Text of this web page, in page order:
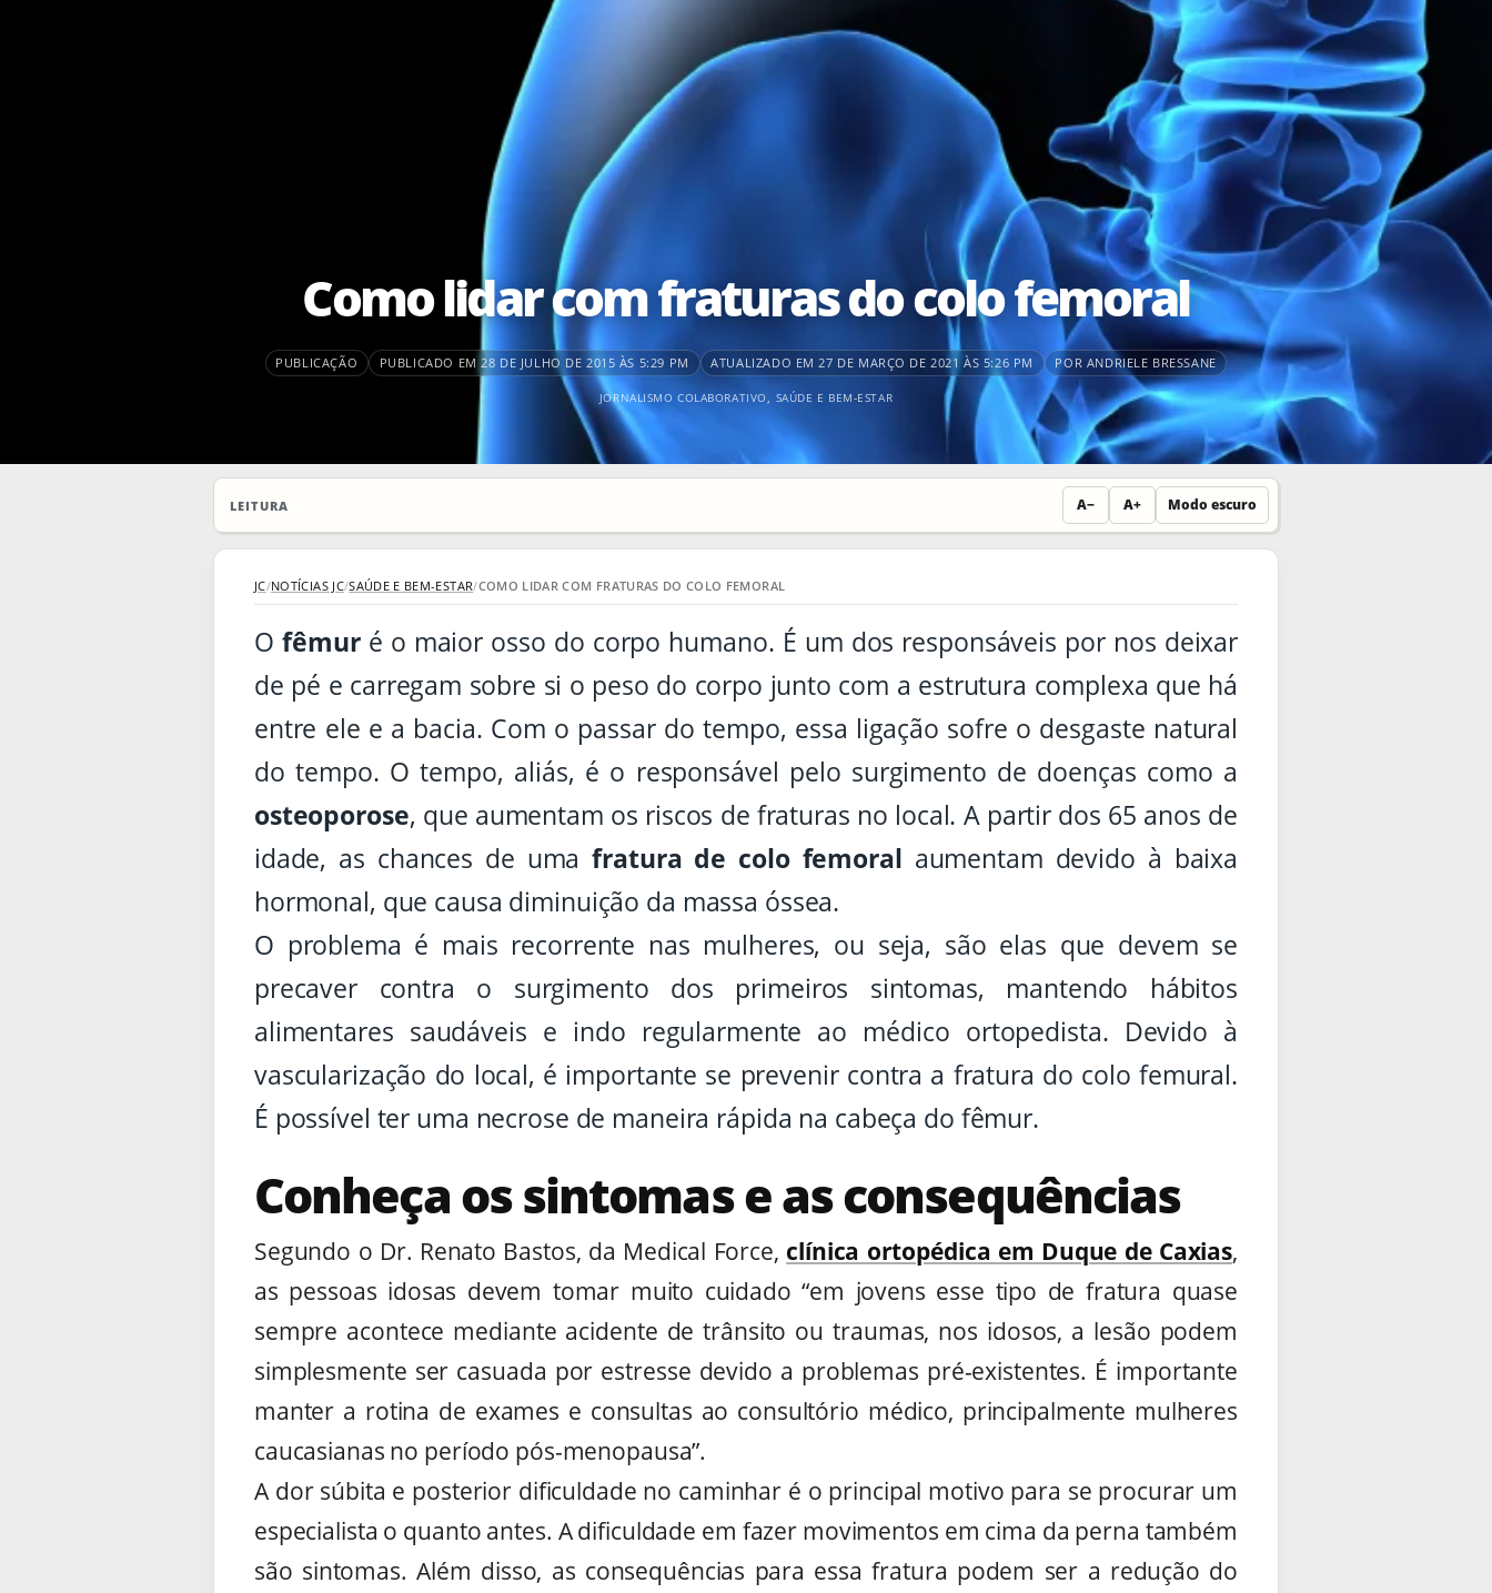
Como lidar com fraturas do colo femoral
PUBLICAÇÃO PUBLICADO EM 28 DE JULHO DE 2015 ÀS 5:29 PM ATUALIZADO EM 27 DE MARÇO DE 2021 ÀS 5:26 PM POR ANDRIELE BRESSANE
JORNALISMO COLABORATIVO, SAÚDE E BEM-ESTAR
LEITURA A− A+ Modo escuro
JC/NOTÍCIAS JC/SAÚDE E BEM-ESTAR/COMO LIDAR COM FRATURAS DO COLO FEMORAL
Ofêmuré o maior osso do corpo humano. É um dos responsáveis por nos deixar
de pé e carregam sobre si o peso do corpo junto com a estrutura complexa que há
entre ele e a bacia. Com o passar do tempo, essa ligação sofre o desgaste natural
do tempo. O tempo, aliás, é o responsável pelo surgimento de doenças como a
osteoporose, que aumentam os riscos de fraturas no local. A partir dos 65 anos de
idade, as chances de umafratura de colo femoral aumentam devido à baixa
hormonal, que causa diminuição da massa óssea.
O problema é mais recorrente nas mulheres, ou seja, são elas que devem se
precaver contra o surgimento dos primeiros sintomas, mantendo hábitos
alimentares saudáveis e indo regularmente ao médico ortopedista. Devido à
vascularização do local, é importante se prevenir contra a fratura do colo femural.
É possível ter uma necrose de maneira rápida na cabeça do fêmur.
Conheça os sintomas e as consequências
Segundo o Dr. Renato Bastos, da Medical Force, clínica ortopédica em Duque de Caxias,
as pessoas idosas devem tomar muito cuidado “em jovens esse tipo de fratura quase
sempre acontece mediante acidente de trânsito ou traumas, nos idosos, a lesão podem
simplesmente ser casuada por estresse devido a problemas pré-existentes. É importante
manter a rotina de exames e consultas ao consultório médico, principalmente mulheres
caucasianas no período pós-menopausa”.
A dor súbita e posterior dificuldade no caminhar é o principal motivo para se procurar um
especialista o quanto antes. A dificuldade em fazer movimentos em cima da perna também
são sintomas. Além disso, as consequências para essa fratura podem ser a redução do